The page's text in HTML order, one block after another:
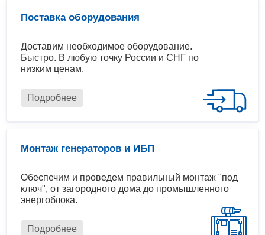
Поставка оборудования
Доставим необходимое оборудование.
Быстро. В любую точку России и СНГ по
низким ценам.
Подробнее
Монтаж генераторов и ИБП
Обеспечим и проведем правильный монтаж "под
ключ", от загородного дома до промышленного
энергоблока.
Подробнее